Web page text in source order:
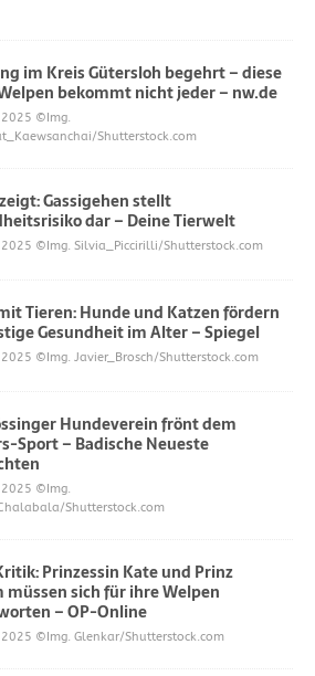
im Kreis Gütersloh begehrt – diese
bekommt nicht jeder – nw.de
©Img.
Shutterstock.com
Gassigehen stellt
dar – Deine Tierwelt
©Img. Silvia_Piccirilli/Shutterstock.com
Tieren: Hunde und Katzen fördern
Gesundheit im Alter – Spiegel
©Img. Javier_Brosch/Shutterstock.com
Hundeverein frönt dem
Sport – Badische Neueste
©Img.
Shutterstock.com
Prinzessin Kate und Prinz
müssen sich für ihre Welpen
– OP-Online
©Img. Glenkar/Shutterstock.com